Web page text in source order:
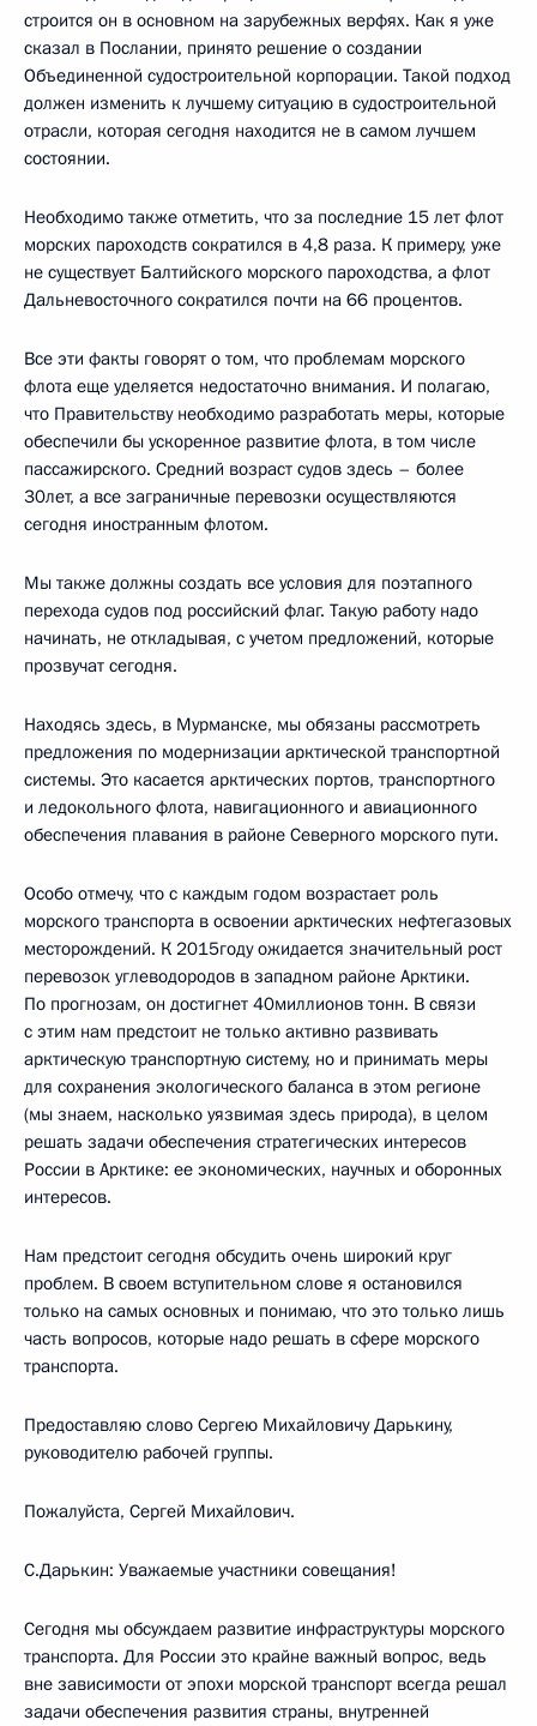
строится он в основном на зарубежных верфях. Как я уже
сказал в Послании, принято решение о создании
Объединенной судостроительной корпорации. Такой подход
должен изменить к лучшему ситуацию в судостроительной
отрасли, которая сегодня находится не в самом лучшем
состоянии.
Необходимо также отметить, что за последние 15 лет флот
морских пароходств сократился в 4,8 раза. К примеру, уже
не существует Балтийского морского пароходства, а флот
Дальневосточного сократился почти на 66 процентов.
Все эти факты говорят о том, что проблемам морского
флота еще уделяется недостаточно внимания. И полагаю,
что Правительству необходимо разработать меры, которые
обеспечили бы ускоренное развитие флота, в том числе
пассажирского. Средний возраст судов здесь – более
30лет, а все заграничные перевозки осуществляются
сегодня иностранным флотом.
Мы также должны создать все условия для поэтапного
перехода судов под российский флаг. Такую работу надо
начинать, не откладывая, с учетом предложений, которые
прозвучат сегодня.
Находясь здесь, в Мурманске, мы обязаны рассмотреть
предложения по модернизации арктической транспортной
системы. Это касается арктических портов, транспортного
и ледокольного флота, навигационного и авиационного
обеспечения плавания в районе Северного морского пути.
Особо отмечу, что с каждым годом возрастает роль
морского транспорта в освоении арктических нефтегазовых
месторождений. К 2015году ожидается значительный рост
перевозок углеводородов в западном районе Арктики.
По прогнозам, он достигнет 40миллионов тонн. В связи
с этим нам предстоит не только активно развивать
арктическую транспортную систему, но и принимать меры
для сохранения экологического баланса в этом регионе
(мы знаем, насколько уязвимая здесь природа), в целом
решать задачи обеспечения стратегических интересов
России в Арктике: ее экономических, научных и оборонных
интересов.
Нам предстоит сегодня обсудить очень широкий круг
проблем. В своем вступительном слове я остановился
только на самых основных и понимаю, что это только лишь
часть вопросов, которые надо решать в сфере морского
транспорта.
Предоставляю слово Сергею Михайловичу Дарькину,
руководителю рабочей группы.
Пожалуйста, Сергей Михайлович.
С.Дарькин: Уважаемые участники совещания!
Сегодня мы обсуждаем развитие инфраструктуры морского
транспорта. Для России это крайне важный вопрос, ведь
вне зависимости от эпохи морской транспорт всегда решал
задачи обеспечения развития страны, внутренней